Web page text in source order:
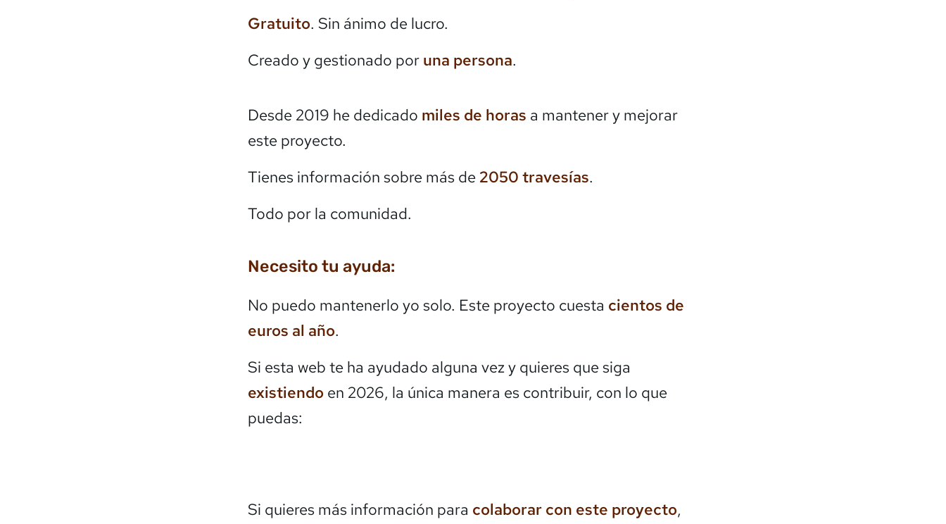
Gratuito. Sin ánimo de lucro.
Creado y gestionado por una persona.
Desde 2019 he dedicado miles de horas a mantener y mejorar
este proyecto.
Tienes información sobre más de 2050 travesías.
Todo por la comunidad.
Necesito tu ayuda:
No puedo mantenerlo yo solo. Este proyecto cuesta cientos de
euros al año.
Si esta web te ha ayudado alguna vez y quieres que siga
existiendo en 2026, la única manera es contribuir, con lo que
puedas:
Si quieres más información para colaborar con este proyecto,